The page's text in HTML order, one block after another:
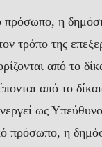
πρόσωπο, η
τρόπο της
από το
από το
ως
πρόσωπο, η